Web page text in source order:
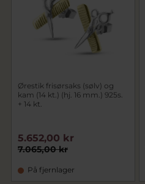
Ørestik frisørsaks (sølv) og
kam (14 kt.) (hj. 16 mm.) 925s.
+ 14 kt.
7.065,00 kr
5.652,00 kr
På fjernlager